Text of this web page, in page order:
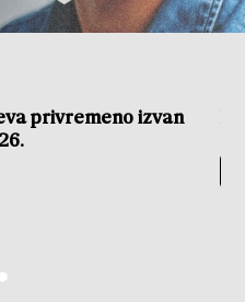
privremeno izvan